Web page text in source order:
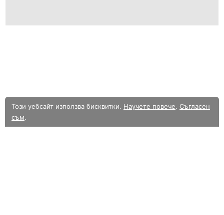
Този уебсайт използва бисквитки. Научете повече. Съгласен
съм.